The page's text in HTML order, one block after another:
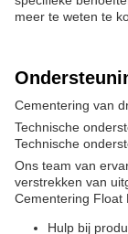
meer te weten te
Cementering van
Technische
Technische
Ons team van
verstrekken van
Cementering Float
Hulp bij